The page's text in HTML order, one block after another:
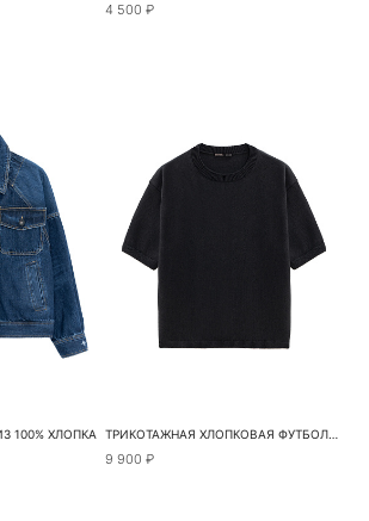
4 500 ₽
100% ХЛОПКА ТРИКОТАЖНАЯ ХЛОПКОВАЯ ФУТБОЛКА
9 900 ₽